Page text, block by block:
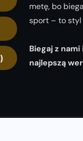
metę, bo
sport – to styl
Biegaj z
najlepszą